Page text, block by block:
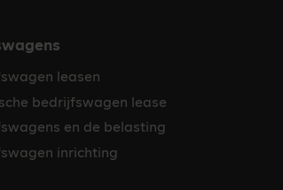
leasen
bedrijfswagen lease
en de belasting
inrichting